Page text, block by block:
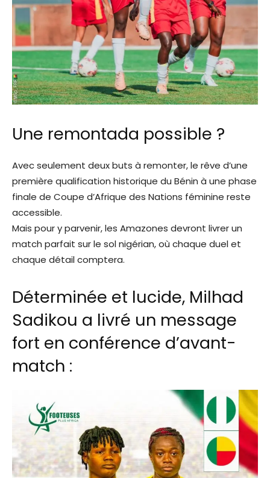
Une remontada possible ?
Avec seulement deux buts à remonter, le rêve d’une
première qualification historique du Bénin à une phase
finale de Coupe d’Afrique des Nations féminine reste
accessible.
Mais pour y parvenir, les Amazones devront livrer un
match parfait sur le sol nigérian, où chaque duel et
chaque détail comptera.
Déterminée et lucide, Milhad
Sadikou a livré un message
fort en conférence d’avant-
match :